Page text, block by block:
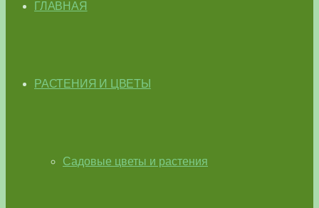
ГЛАВНАЯ
РАСТЕНИЯ И ЦВЕТЫ
Садовые цветы и растения